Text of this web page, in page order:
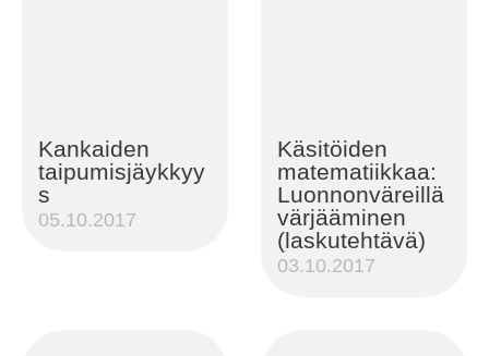
Kankaiden
taipumisjäykkyy
s
05.10.2017
Käsitöiden
matematiikkaa:
Luonnonväreillä
värjääminen
(laskutehtävä)
03.10.2017